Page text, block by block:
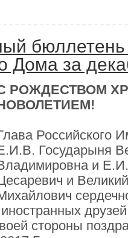
бюллетень
Дома за
РОЖДЕСТВОМ
Российского
Государыня
и
и
иностранных
стороны